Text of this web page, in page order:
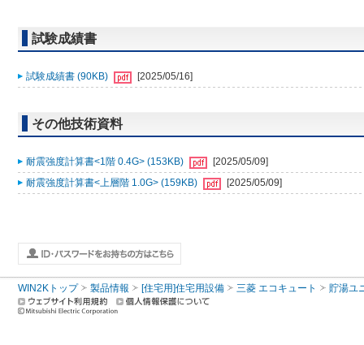
試験成績書
試験成績書 (90KB) [2025/05/16]
その他技術資料
耐震強度計算書<1階 0.4G> (153KB)
[2025/05/09]
耐震強度計算書<上層階 1.0G> (159KB)
[2025/05/09]
WIN2Kトップ 製品情報 [住宅用]住宅用設備 三菱 エコキュート 貯湯ユ